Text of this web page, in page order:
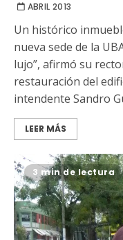
ABRIL 2013
Un histórico
nueva sede de la
lujo”, afirmó su
restauración del
intendente Sandro
LEER MÁS
3 min de lectura